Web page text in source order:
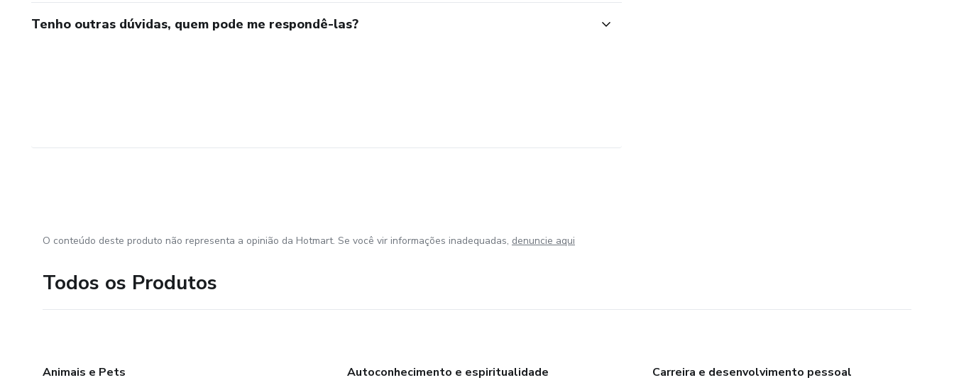
Tenho outras dúvidas, quem pode me respondê-las?
O conteúdo deste produto não representa a opinião da Hotmart. Se você vir informações inadequadas, denuncie aqui
Todos os Produtos
Animais e Pets
Autoconhecimento e espiritualidade
Carreira e desenvolvimento pessoal